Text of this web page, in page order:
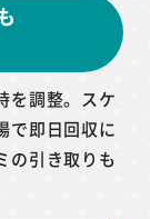
を調整。スケ
で即日回収に
の引き取りも